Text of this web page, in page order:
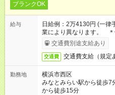
ブランクOK
給与
日給例：2万4130円 (一
業により異なります。
間～/1勤務5300円～もござ
交通費別途支給あり
交通費 交通費支給（規定
勤務地
横浜市西区
みなとみらい駅から徒歩7
から徒歩15分